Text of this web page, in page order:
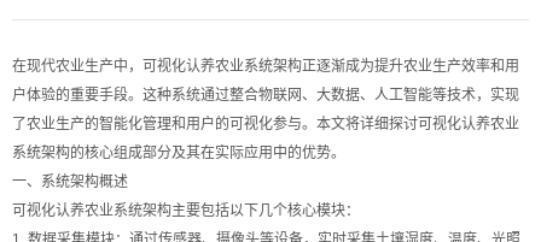
在现代农业生产中，可视化认养农业系统架构正逐渐成为提升农业生产效率和用
户体验的重要手段。这种系统通过整合物联网、大数据、人工智能等技术，实现
了农业生产的智能化管理和用户的可视化参与。本文将详细探讨可视化认养农业
系统架构的核心组成部分及其在实际应用中的优势。
一、系统架构概述
可视化认养农业系统架构主要包括以下几个核心模块：